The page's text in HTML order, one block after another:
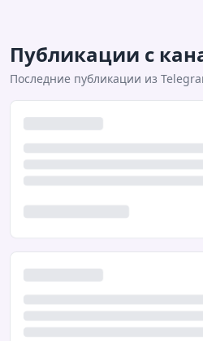
Публикации с
Последние публикации из